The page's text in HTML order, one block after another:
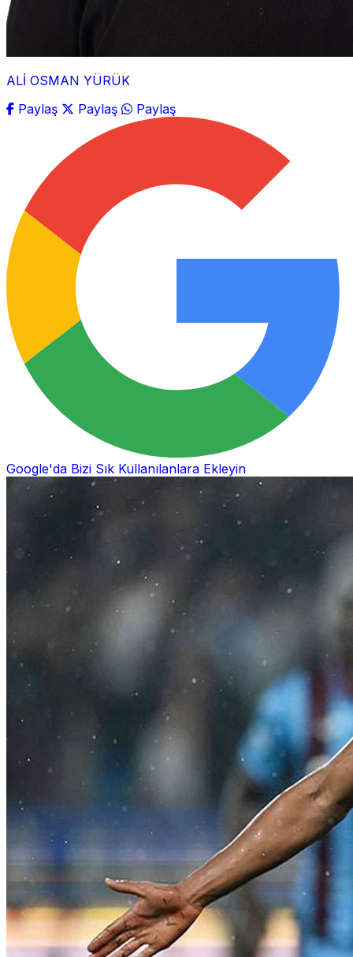
ALİ OSMAN YÜRÜK
Paylaş
Paylaş Paylaş
Google'da Bizi Sık Kullanılanlara Ekleyin